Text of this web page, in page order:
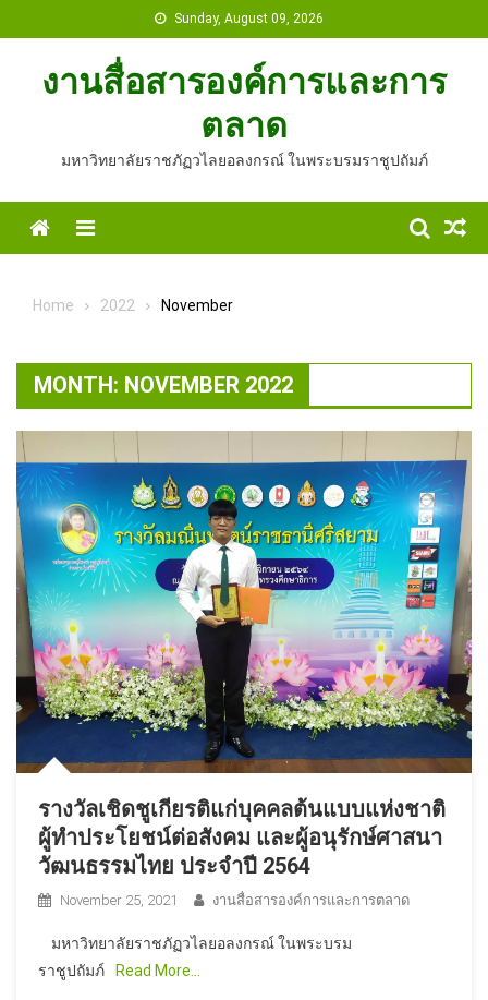
to
Sunday, August 09, 2026
งานสื่อสารองค์การและการ
ตลาด
มหาวิทยาลัยราชภัฏวไลยอลงกรณ์ ในพระบรมราชูปถัมภ์
HomeMenu
Home 2022 November
MONTH: NOVEMBER 2022
รางวัลเชิดชูเกียรติแก่บุคคลต้นแบบแห่งชาติ
ผู้ทำประโยชน์ต่อสังคม และผู้อนุรักษ์ศาสนา
วัฒนธรรมไทย ประจำปี 2564
November 25, 2021 งานสื่อสารองค์การและการตลาด
มหาวิทยาลัยราชภัฏวไลยอลงกรณ์ ในพระบรม
ราชูปถัมภ์
Read More…